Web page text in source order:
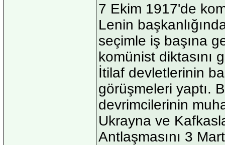
7 Ekim 1917'de
Lenin
seçimle iş başına
komünist diktasını
İtilaf devletlerinin
görüşmeleri yaptı.
devrimcilerinin
Ukrayna ve
Antlaşmasını 3